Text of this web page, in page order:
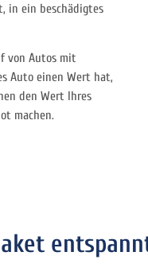
in ein beschädigtes
von Autos mit
Auto einen Wert hat,
den Wert Ihres
machen.